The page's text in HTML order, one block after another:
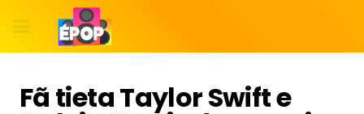
Fã tieta Taylor Swift e